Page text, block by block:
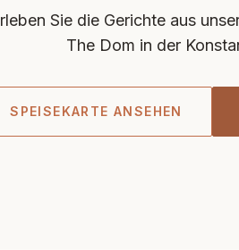
Sie die Gerichte aus
The Dom in der
SPEISEKARTE ANSEHEN